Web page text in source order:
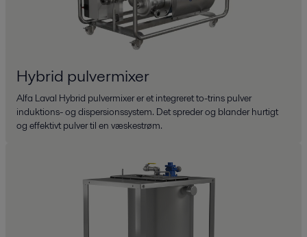
Hybrid pulvermixer
Alfa Laval Hybrid pulvermixer er et integreret to-trins pulver
induktions- og dispersionssystem. Det spreder og blander hurtigt
og effektivt pulver til en væskestrøm.